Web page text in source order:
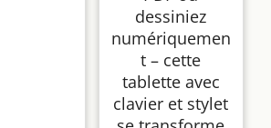
dessiniez
numériquemen
t – cette
tablette avec
clavier et stylet